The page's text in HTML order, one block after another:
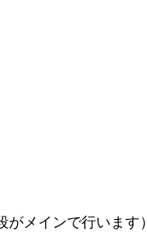
メインで行います）